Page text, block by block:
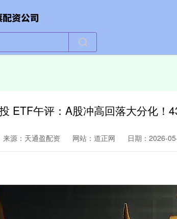
ETF午评：A股冲高回落大分化！
来源：天通盈配资 网站：道正网 日期：2026-